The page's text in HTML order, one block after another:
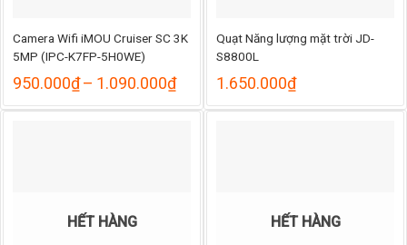
Camera Wifi iMOU Cruiser SC 3K
5MP (IPC-K7FP-5H0WE)
950.000₫– 1.090.000₫Khoảng
từ
Quạt Năng lượng mặt trời JD-
S8800L
1.650.000₫
HẾT HÀNG HẾT HÀNG